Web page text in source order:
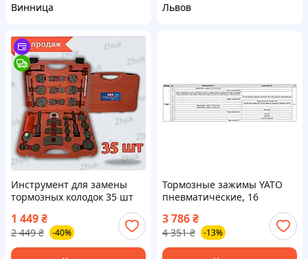
Винница
Львов
Инструмент для замены
тормозных колодок 35 шт
тормозных колодок
1 449₴
2 449 ₴ -40%
Тормозные зажимы YATO
пневматические, 16
3 786₴
4 351 ₴ -13%